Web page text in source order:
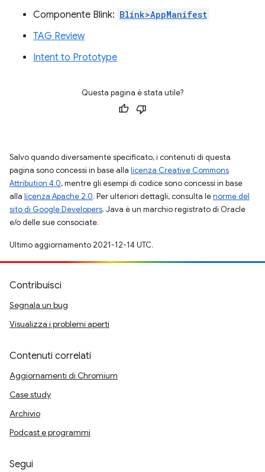
Componente Blink: Blink>AppManifest
TAG Review
Intent to Prototype
Questa pagina è stata utile?
Salvo quando diversamente specificato, i contenuti di questa
pagina sono concessi in base alla licenza Creative Commons
Attribution 4.0, mentre gli esempi di codice sono concessi in base
alla licenza Apache 2.0. Per ulteriori dettagli, consulta lenorme del
sito di Google Developers. Java è un marchio registrato di Oracle
e/o delle sue consociate.
Ultimo aggiornamento 2021-12-14 UTC.
Contribuisci
Segnala un bug
Visualizza i problemi aperti
Contenuti correlati
Aggiornamenti di Chromium
Case study
Archivio
Podcast e programmi
Segui